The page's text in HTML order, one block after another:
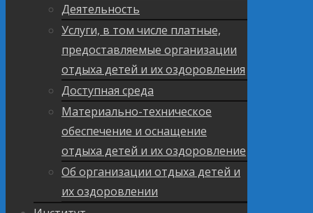
Деятельность
Услуги, в том числе платные,
предоставляемые организации
отдыха детей и их оздоровления
Доступная среда
Материально-техническое
обеспечение и оснащение
отдыха детей и их оздоровление
Об организации отдыха детей и
их оздоровлении